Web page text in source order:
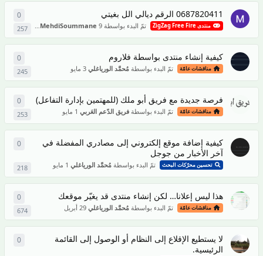
0687820411 الرقم ديالي الل بغيتي
منتدى ZigZag Free Fire تمّ البدء بواسطة MehdiSoummane 9 مايو 257
0
كيفية إنشاء منتدى بواسطة فلاروم
مناقشات عامّة تمّ البدء بواسطةمُحمَّد الورياغلي 3 مايو 245
0
فرصة جديدة مع فريق أبو ملك (للمهتمين بإدارة التفاعل)
مناقشات عامّة تمّ البدء بواسطةفريق الدّعم العَربي 1 مايو 253
0
كيفية إضافة موقع إلكتروني إلى مصادري المفضلة في
آخر الأخبار من جوجل
تحسين محرّكات البحث تمّ البدء بواسطةمُحمَّد الورياغلي 1 مايو 218
0
هذا ليس إعلانا… لكن إنشاء منتدى قد يغيّر موقعك
مناقشات عامّة تمّ البدء بواسطةمُحمَّد الورياغلي 29 أبريل 674
0
لا يستطيع الإقلاع إلى النظام أو الوصول إلى القائمة
الرئيسية.
0